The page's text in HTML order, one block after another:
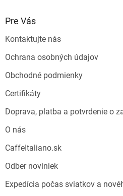
Pre Vás
Kontaktujte nás
Ochrana osobných údajov
Obchodné podmienky
Certifikáty
Doprava, platba a potvrdenie o
O nás
CaffeItaliano.sk
Odber noviniek
Expedícia počas sviatkov a